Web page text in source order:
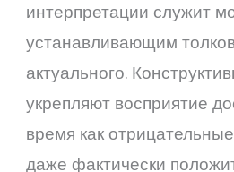
интерпретации служит
устанавливающим
актуального.
укрепляют восприятие
время как
даже фактически